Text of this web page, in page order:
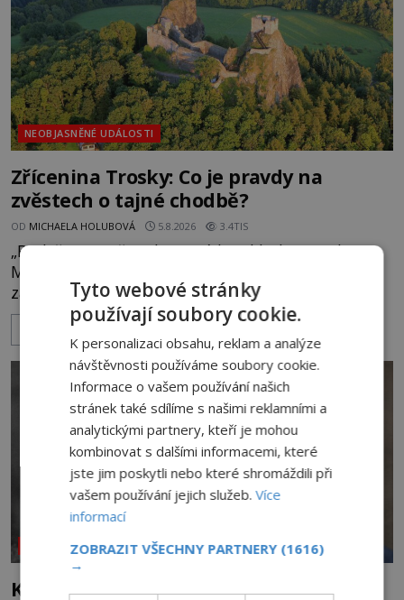
NEOBJASNĚNÉ UDÁLOSTI
Zřícenina Trosky: Co je pravdy na
zvěstech o tajné chodbě?
OD MICHAELA HOLUBOVÁ 5.8.2026 3.4TIS
„Budeš se smažit v horoucích peklech!“ povykuje
Markéta na o dvě generace mladší Barboru. Ta jí
za chvíli slovní palbu opětuje. První je zarytá
katolička, druhá přesvědčená kališnice. A každá z
nich se usídlí na jedné z věží slavného hradu
mezi vůdce protihusitského boje. Za manželku má
skutečně jistou
ZOBRAZIT VÍCE
NEOBJASNĚNÉ UDÁLOSTI
Kletba Tamerlánovy hrobky: Otevřeli
Tyto webové stránky
používají soubory cookie.
K personalizaci obsahu, reklam a analýze
návštěvnosti používáme soubory cookie.
Informace o vašem používání našich
stránek také sdílíme s našimi reklamními a
analytickými partnery, kteří je mohou
kombinovat s dalšími informacemi, které
jste jim poskytli nebo které shromáždili při
vašem používání jejich služeb.Více
informací
ZOBRAZIT VŠECHNY PARTNERY (1616)
→